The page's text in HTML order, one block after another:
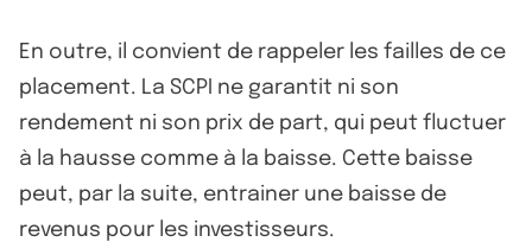
En outre, il convient de rappeler les failles de ce
placement. La SCPI ne garantit ni son
rendement ni son prix de part, qui peut fluctuer
à la hausse comme à la baisse. Cette baisse
peut, par la suite, entrainer une baisse de
revenus pour les investisseurs.